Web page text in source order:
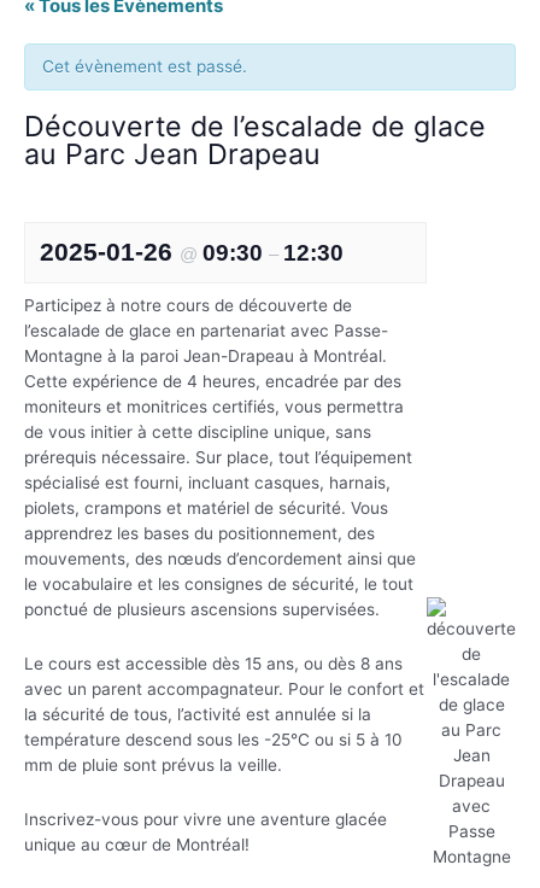
« Tous les Évènements
Cet évènement est passé.
Découverte de l’escalade de glace
au Parc Jean Drapeau
2025-01-26 @ 09:30 – 12:30
Participez à notre cours de découverte de
l’escalade de glace en partenariat avec Passe-
Montagne à la paroi Jean-Drapeau à Montréal.
Cette expérience de 4 heures, encadrée par des
moniteurs et monitrices certifiés, vous permettra
de vous initier à cette discipline unique, sans
prérequis nécessaire. Sur place, tout l’équipement
spécialisé est fourni, incluant casques, harnais,
piolets, crampons et matériel de sécurité. Vous
apprendrez les bases du positionnement, des
mouvements, des nœuds d’encordement ainsi que
le vocabulaire et les consignes de sécurité, le tout
ponctué de plusieurs ascensions supervisées.
Le cours est accessible dès 15 ans, ou dès 8 ans
avec un parent accompagnateur. Pour le confort et
la sécurité de tous, l’activité est annulée si la
température descend sous les -25°C ou si 5 à 10
mm de pluie sont prévus la veille.
Inscrivez-vous pour vivre une aventure glacée
unique au cœur de Montréal!